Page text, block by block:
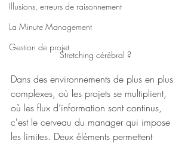
Illusions, erreurs de raisonnement
La Minute Management
Gestion de projet
Stretching cérébral ?
Dans des environnements de plus en plus
complexes, où les projets se multiplient,
où les flux d’information sont continus,
c'est le cerveau du manager qui impose
les limites. Deux éléments permettent